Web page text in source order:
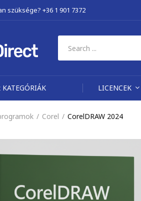
szüksége? +36 1 901 7372
KATEGÓRIÁK LICENCEK
Corel CorelDRAW 2024